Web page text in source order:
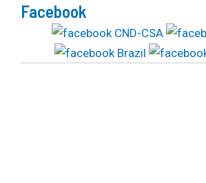
Facebook